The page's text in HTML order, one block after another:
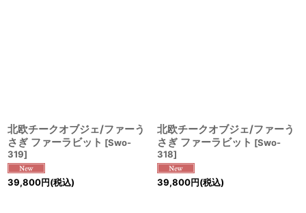
北欧チークオブジェ/ファーう
さぎ ファーラビット [Swo-
319]
39,800円(税込)
北欧チークオブジェ/ファーう
さぎ ファーラビット [Swo-
318]
39,800円(税込)